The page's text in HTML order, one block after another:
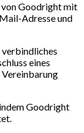
Goodright mit
Adresse und
eines
Goodright